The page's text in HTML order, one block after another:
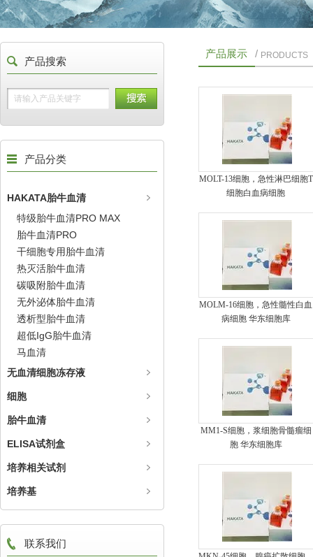
产品搜索
产品分类
HAKATA胎牛血清
特级胎牛血清PRO MAX
胎牛血清PRO
干细胞专用胎牛血清
热灭活胎牛血清
碳吸附胎牛血清
无外泌体胎牛血清
透析型胎牛血清
超低IgG胎牛血清
马血清
无血清细胞冻存液
细胞
胎牛血清
ELISA试剂盒
培养相关试剂
培养基
联系我们
产品展示 / PRODUCTS
MOLT-13细胞，急性淋巴细胞T
细胞白血病细胞
MOLM-16细胞，急性髓性白血
病细胞 华东细胞库
MM1-S细胞，浆细胞骨髓瘤细
胞 华东细胞库